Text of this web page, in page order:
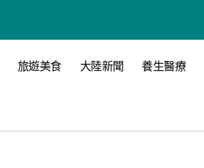
旅遊美食 大陸新聞 養生醫療